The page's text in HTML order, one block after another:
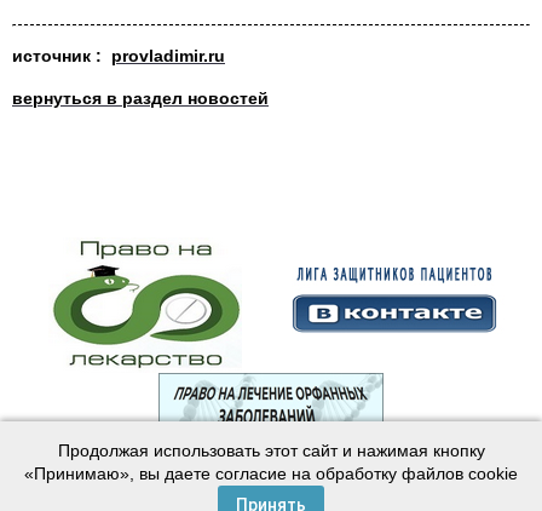
источник : provladimir.ru
вернуться в раздел новостей
© 2003—2024 Лига защитников пациентов
Создание сайта — Интернет-студияМайер
Продолжая использовать этот сайт и нажимая кнопку
«Принимаю», вы даете согласие на обработку файлов cookie
Принять